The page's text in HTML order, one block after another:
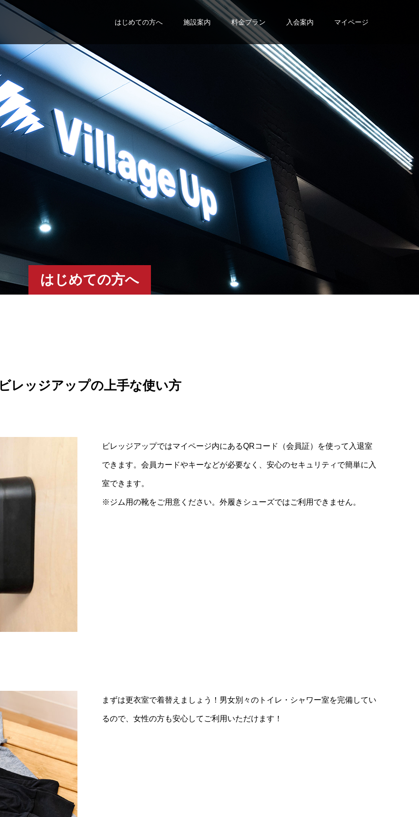
はじめての方へ 施設案内 料金プラン 入会案内 マイページ
はじめての方へ
ビレッジアップの上手な使い方
ビレッジアップではマイページ内にあるQRコード（会員証）を使って入退室
できます。会員カードやキーなどが必要なく、安心のセキュリティで簡単に入
室できます。
※ジム用の靴をご用意ください。外履きシューズではご利用できません。
まずは更衣室で着替えましょう！男女別々のトイレ・シャワー室を完備してい
るので、女性の方も安心してご利用いただけます！